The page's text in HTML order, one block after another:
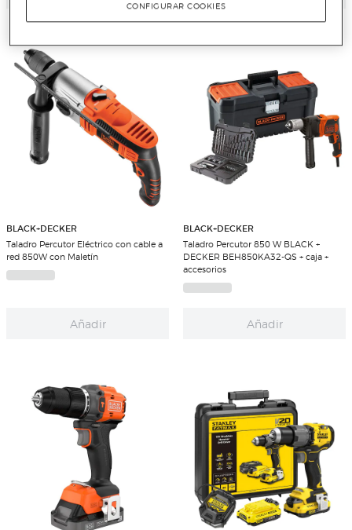
BLACK+DECKER
Taladro Percutor Eléctrico con cable a
red 850W con Maletín
Añadir
BLACK+DECKER
Taladro Percutor 850 W BLACK +
DECKER BEH850KA32-QS + caja +
accesorios
Añadir
CONFIGURAR COOKIES